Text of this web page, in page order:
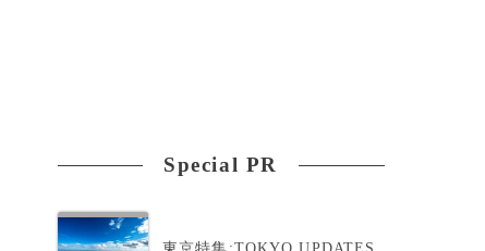
Special PR
東京特集:TOKYO UPDATES